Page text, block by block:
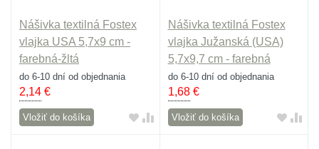
Nášivka textilná Fostex
vlajka USA 5,7x9 cm -
farebná-žltá
do 6-10 dní od objednania
2,14 €
Vložiť do košíka
Nášivka textilná Fostex
vlajka Južanská (USA)
5,7x9,7 cm - farebná
do 6-10 dní od objednania
1,68€
Vložiť do košíka